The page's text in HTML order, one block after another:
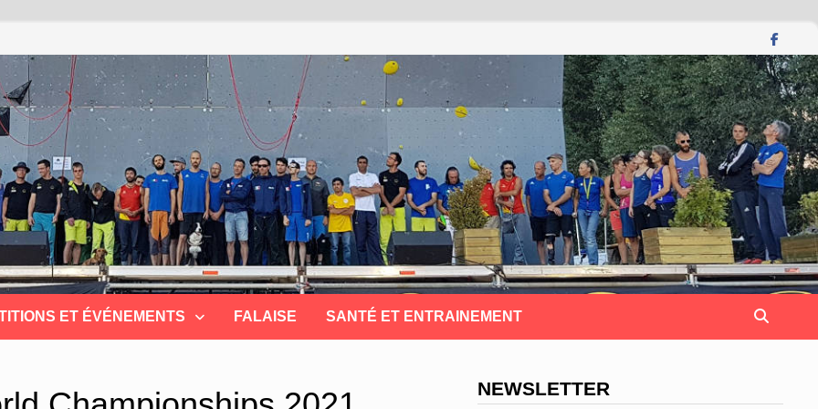
ET ÉVÉNEMENTS FALAISE SANTÉ ET ENTRAINEMENT
NEWSLETTER